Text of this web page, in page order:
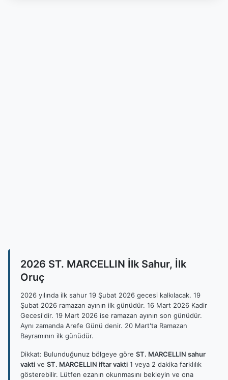
2026 ST. MARCELLIN İlk Sahur, İlk
Oruç
2026 yılında ilk sahur 19 Şubat 2026 gecesi kalkılacak. 19
Şubat 2026 ramazan ayının ilk günüdür. 16 Mart 2026 Kadir
Gecesi'dir. 19 Mart 2026 ise ramazan ayının son günüdür.
Aynı zamanda Arefe Günü denir. 20 Mart'ta Ramazan
Bayramının ilk günüdür.
Dikkat: Bulunduğunuz bölgeye göre ST. MARCELLIN sahur
vakti ve ST. MARCELLIN iftar vakti 1 veya 2 dakika farklılık
gösterebilir. Lütfen ezanın okunmasını bekleyin ve ona